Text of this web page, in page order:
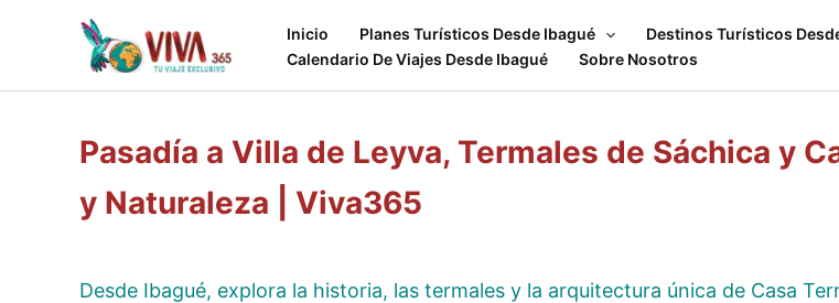
Inicio Planes Turísticos Desde Ibagué Destinos Turísticos
Calendario De Viajes Desde Ibagué
Sobre Nosotros
Pasadía a Villa de Leyva, Termales de Sáchica y
y Naturaleza | Viva365
Desde Ibagué, explora la historia, las termales y la arquitectura única de Casa